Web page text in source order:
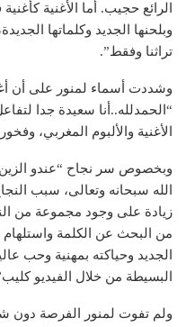
الرائع حجيب. أما الأغنية
وبلحنها الجديد وكلماتها
تراثنا وفقط”.
وشددت أسماء لمنور على أن
“الحمدلله..أنا سعيدة جدا
الأغنية والألبوم المغربي،
وبخصوص سر نجاح “عندو
الله سبحانه وتعالى، سبب
زيادة على وجود مجموعة من
من البحث عن الكلمة واستلهام
الجديد وحياكته بمهنية وحب
البسيطة من خلال الفيديو
ولم تفوت لمنور الفرصة دون